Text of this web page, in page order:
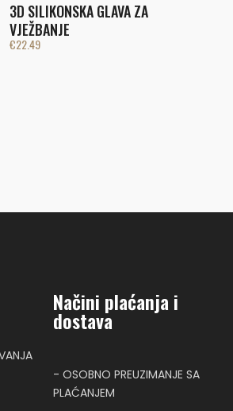
3D SILIKONSKA GLAVA ZA
VJEŽBANJE
€22.49
Načini plaćanja i
dostava
- OSOBNO PREUZIMANJE SA
PLAĆANJEM